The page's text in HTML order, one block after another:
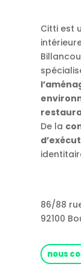
Citti est
De la
86/88
92100
nous